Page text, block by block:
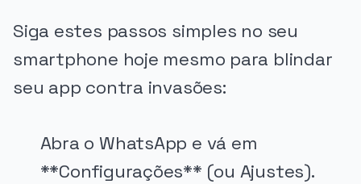
Siga estes passos simples no seu
smartphone hoje mesmo para blindar
seu app contra invasões:
Abra o WhatsApp e vá em
**Configurações** (ou Ajustes).